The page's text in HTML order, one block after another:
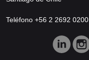
Teléfono +56 2 2692 0200